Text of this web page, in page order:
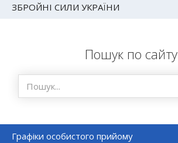
ЗБРОЙНІ СИЛИ УКРАЇНИ
Пошук по сайту
Графіки особистого прийому